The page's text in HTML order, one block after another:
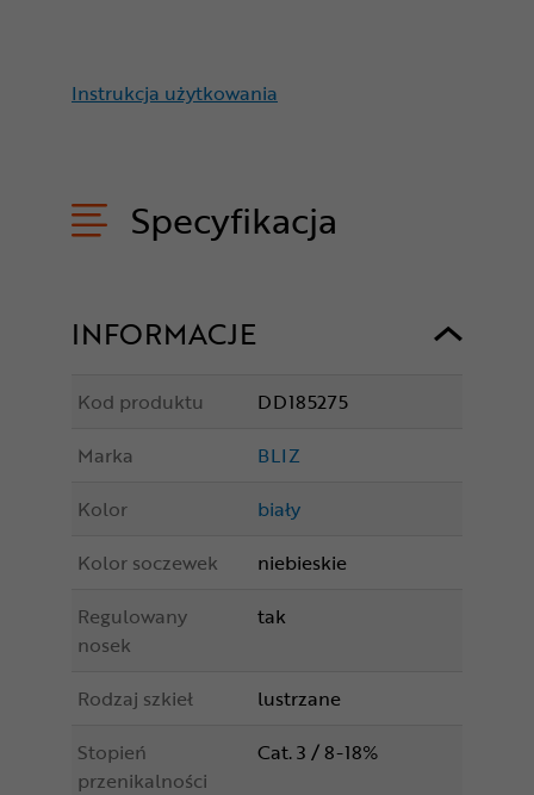
Instrukcja użytkowania
Specyfikacja
INFORMACJE
Kod produktu
DD185275
Marka
BLIZ
Kolor
biały
Kolor soczewek
niebieskie
Regulowany
nosek
tak
Rodzaj szkieł
lustrzane
Stopień
przenikalności
Cat. 3 / 8-18%